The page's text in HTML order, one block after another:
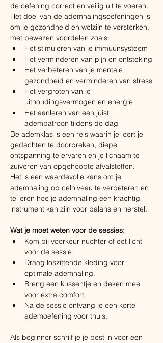
de oefening correct en veilig uit te voeren.
Het doel van de ademhalingsoefeningen is
om je gezondheid en welzijn te versterken,
met bewezen voordelen zoals:
​Het stimuleren van je immuunsysteem
Het verminderen van pijn en ontsteking
Het verbeteren van je mentale
gezondheid en verminderen van stress
Het vergroten van je
uithoudingsvermogen en energie
Het aanleren van een juist
adempatroon tijdens de dag
De ademklas is een reis waarin je leert je
gedachten te doorbreken, diepe
ontspanning te ervaren en je lichaam te
zuiveren van opgehoopte afvalstoffen. ​
Het is een waardevolle kans om je
ademhaling op celniveau te verbeteren en
te leren hoe je ademhaling een krachtig
instrument kan zijn voor balans en herstel.
Wat je moet weten voor de sessies:
Kom bij voorkeur nuchter of eet licht
voor de sessie.
Draag loszittende kleding voor
optimale ademhaling.
Breng een kussentje en deken mee
voor extra comfort.
Na de sessie ontvang je een korte
ademoefening voor thuis.
Als beginner schrijf je je best in voor een